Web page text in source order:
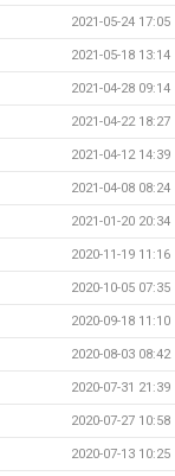
2021-05-24 17:05
2021-05-18 13:14
2021-04-28 09:14
2021-04-22 18:27
2021-04-12 14:39
2021-04-08 08:24
2021-01-20 20:34
2020-11-19 11:16
2020-10-05 07:35
2020-09-18 11:10
2020-08-03 08:42
2020-07-31 21:39
2020-07-27 10:58
2020-07-13 10:25